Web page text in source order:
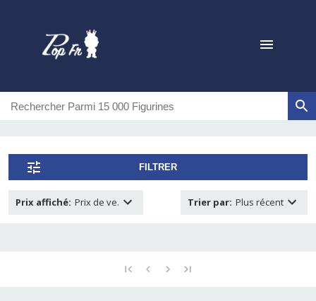
FILTRER
Prix affiché: Prix de ve. Trier par: Plus récent